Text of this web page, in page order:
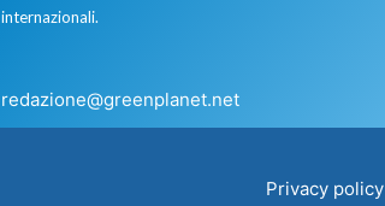
internazionali.
redazione@greenplanet.net
Privacy policy